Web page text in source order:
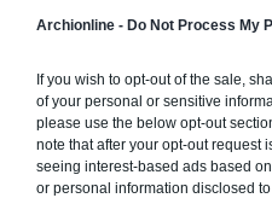
Archionline - Do Not Process My
If you wish to opt-out of the sale,
of your personal or sensitive
please use the below opt-out
note that after your opt-out request
seeing interest-based ads based
or personal information disclosed
QUAND FAUT-IL UN
(PC) ?